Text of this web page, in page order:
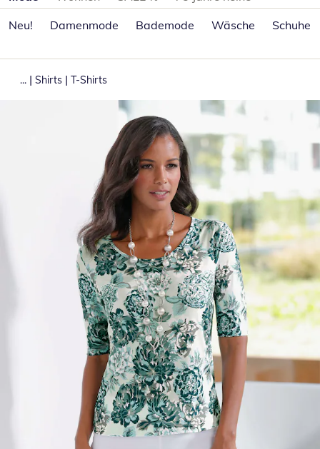
Neu!
Damenmode Bademode Wäsche Schuhe
... | Shirts | T-Shirts